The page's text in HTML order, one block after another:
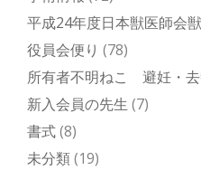
平成24年度日本獣医師会
役員会便り (78)
所有者不明ねこ 避妊・
新入会員の先生 (7)
書式(8)
未分類(19)